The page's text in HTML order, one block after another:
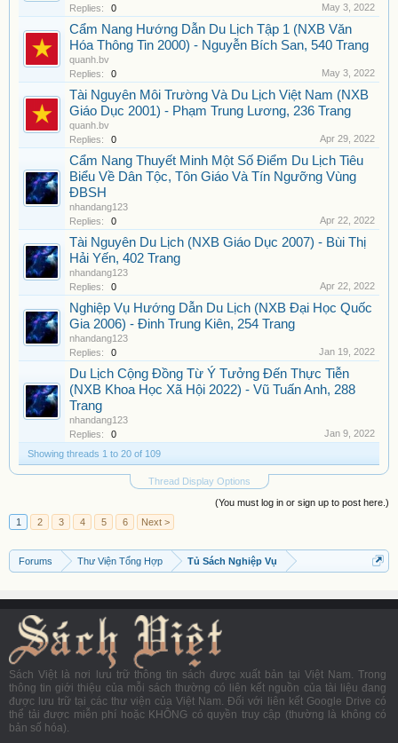
Replies:
0 May 3, 2022
Cẩm Nang Hướng Dẫn Du Lịch Tập 1 (NXB Văn
Hóa Thông Tin 2000) - Nguyễn Bích San, 540 Trang
quanh.bv
Replies:
0 May 3, 2022
Tài Nguyên Môi Trường Và Du Lịch Việt Nam (NXB
Giáo Dục 2001) - Phạm Trung Lương, 236 Trang
quanh.bv
Replies:
0 Apr 29, 2022
Cẩm Nang Thuyết Minh Một Số Điểm Du Lịch Tiêu
Biểu Về Dân Tộc, Tôn Giáo Và Tín Ngưỡng Vùng
ĐBSH
nhandang123
Replies:
0 Apr 22, 2022
Tài Nguyên Du Lịch (NXB Giáo Dục 2007) - Bùi Thị
Hải Yến, 402 Trang
nhandang123
Replies:
0 Apr 22, 2022
Nghiệp Vụ Hướng Dẫn Du Lịch (NXB Đại Học Quốc
Gia 2006) - Đinh Trung Kiên, 254 Trang
nhandang123
Replies:
0 Jan 19, 2022
Du Lịch Cộng Đồng Từ Ý Tưởng Đến Thực Tiễn
(NXB Khoa Học Xã Hội 2022) - Vũ Tuấn Anh, 288
Trang
nhandang123
Replies:
0
Jan 9, 2022
Showing threads 1 to 20 of 109
Thread Display Options
(You must log in or sign up to post here.)
1
2 3 4 5 6 Next >
Forums Thư Viện Tổng Hợp Tủ Sách Nghiệp Vụ
Sách Việt là nơi lưu trữ thông tin sách được xuất bản tại Việt Nam. Trong
thông tin giới thiệu của mỗi sách thường có liên kết nguồn của tài liệu đang
được lưu trữ tại các thư viện của Việt Nam. Đối với liên kết Google Drive có
thể tải được miễn phí hoặc KHÔNG có quyền truy cập (thường là không có
bản số hóa).